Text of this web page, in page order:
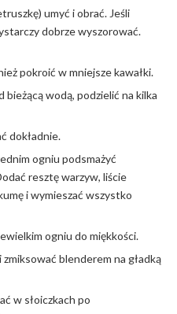
umyć i obrać. Jeśli
dobrze wyszorować.
pokroić w mniejsze kawałki.
bieżącą wodą, podzielić na kilka
dokładnie.
ogniu podsmażyć
resztę warzyw, liście
i wymieszać wszystko
ogniu do miękkości.
blenderem na gładką
w słoiczkach po